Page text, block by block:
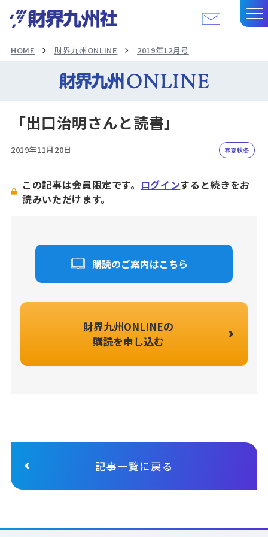
HOME 財界九州ONLINE 2019年12月号
「出口治明さんと読書」
2019年11月20日 春夏秋冬
この記事は会員限定です。 ログインすると続きをお
読みいただけます。
購読のご案内はこちら
財界九州ONLINEの
購読を申し込む
記事一覧に戻る